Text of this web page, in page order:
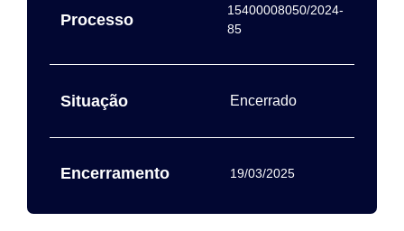
Processo
15400008050/2024-
85
Situação Encerrado
Encerramento 19/03/2025